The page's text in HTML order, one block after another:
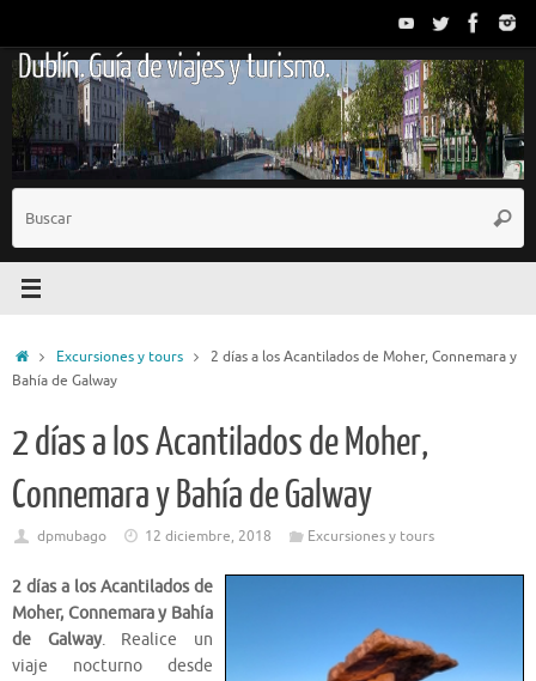
contenido
Dublín. Guía de viajes y turismo.
InicioExcursiones y tours
2 días a los Acantilados de Moher, Connemara y
Bahía de Galway
2 días a los Acantilados de Moher,
Connemara y Bahía de Galway
dpmubago 12 diciembre, 2018 Excursiones y tours
2 días a los Acantilados de
Moher, Connemara y Bahía
de Galway. Realice un
viaje nocturno desde